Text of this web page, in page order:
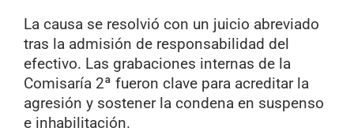
La causa se resolvió con un juicio abreviado
tras la admisión de responsabilidad del
efectivo. Las grabaciones internas de la
Comisaría 2ª fueron clave para acreditar la
agresión y sostener la condena en suspenso
e inhabilitación.